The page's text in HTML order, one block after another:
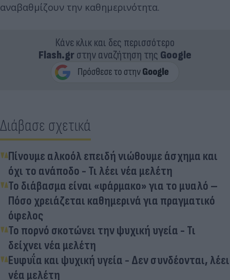
αναβαθμίζουν την καθημερινότητα.
Κάνε κλικ και δες περισσότερο
Flash.grστην αναζήτηση της Google
Διάβασε σχετικά
Πίνουμε αλκοόλ επειδή νιώθουμε άσχημα και
όχι το ανάποδο - Τι λέει νέα μελέτη
Το διάβασμα είναι «φάρμακο» για το μυαλό –
Πόσο χρειάζεται καθημερινά για πραγματικό
όφελος
Το πορνό σκοτώνει την ψυχική υγεία - Τι
δείχνει νέα μελέτη
Ευφυΐα και ψυχική υγεία - Δεν συνδέονται, λέει
νέα μελέτη